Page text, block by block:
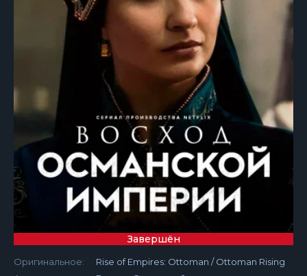
Завершён
Оригинальное:
Rise of Empires: Ottoman / Ottoman Rising